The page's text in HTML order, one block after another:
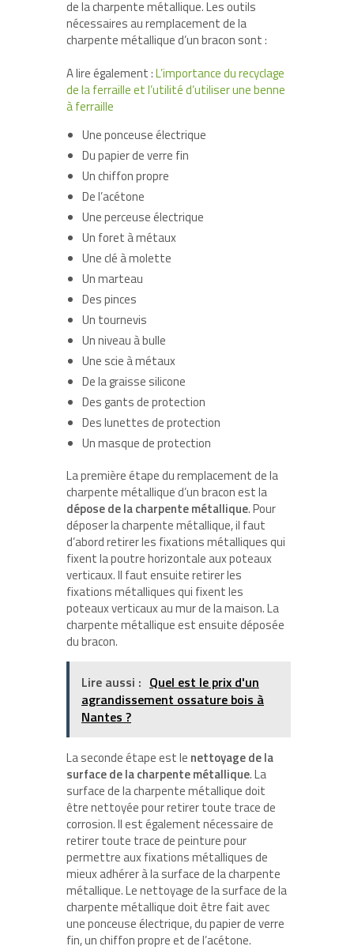
de la charpente métallique. Les outils
nécessaires au remplacement de la
charpente métallique d’un bracon sont :
A lire également :L’importance du recyclage
de la ferraille et l’utilité d’utiliser une benne
à ferraille
Une ponceuse électrique
Du papier de verre fin
Un chiffon propre
De l’acétone
Une perceuse électrique
Un foret à métaux
Une clé à molette
Un marteau
Des pinces
Un tournevis
Un niveau à bulle
Une scie à métaux
De la graisse silicone
Des gants de protection
Des lunettes de protection
Un masque de protection
La première étape du remplacement de la
charpente métallique d’un bracon est la
dépose de la charpente métallique. Pour
déposer la charpente métallique, il faut
d’abord retirer les fixations métalliques qui
fixent la poutre horizontale aux poteaux
verticaux. Il faut ensuite retirer les
fixations métalliques qui fixent les
poteaux verticaux au mur de la maison. La
charpente métallique est ensuite déposée
du bracon.
Lire aussi : Quel est le prix d'un
agrandissement ossature bois à
Nantes ?
La seconde étape est le nettoyage de la
surface de la charpente métallique. La
surface de la charpente métallique doit
être nettoyée pour retirer toute trace de
corrosion. Il est également nécessaire de
retirer toute trace de peinture pour
permettre aux fixations métalliques de
mieux adhérer à la surface de la charpente
métallique. Le nettoyage de la surface de la
charpente métallique doit être fait avec
une ponceuse électrique, du papier de verre
fin, un chiffon propre et de l’acétone.